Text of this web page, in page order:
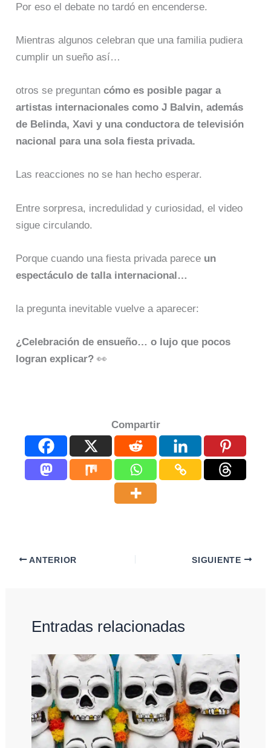
Por eso el debate no tardó en encenderse.
Mientras algunos celebran que una familia pudiera
cumplir un sueño así…
otros se preguntancómo es posible pagar a
artistas internacionales como J Balvin, además
de Belinda, Xavi y una conductora de televisión
nacional para una sola fiesta privada.
Las reacciones no se han hecho esperar.
Entre sorpresa, incredulidad y curiosidad, el video
sigue circulando.
Porque cuando una fiesta privada parece un
espectáculo de talla internacional…
la pregunta inevitable vuelve a aparecer:
¿Celebración de ensueño… o lujo que pocos
logran explicar? 👀
Compartir
ANTERIOR SIGUIENTE
Entradas relacionadas